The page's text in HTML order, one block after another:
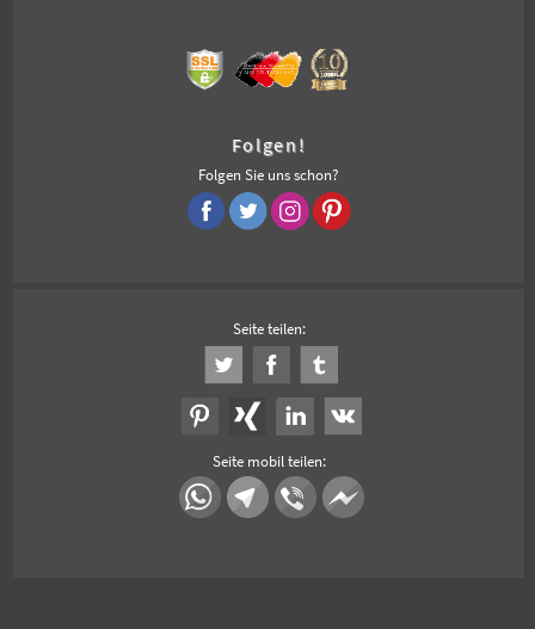
Folgen!
Folgen Sie uns schon?
Seite teilen:
Seite mobil teilen: